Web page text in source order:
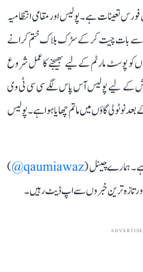
تعینات ہے۔ پولیس اور مقامی انتظامیہ
سے بات چیت کر کے سڑک بلاک ختم کرانے
پوسٹ مارٹم کے لیے بھیجنے کا عمل شروع
کے لیے پولیس آس پاس لگے سی سی ٹی وی
نوٹولی گاؤں میں ماتم چھایا ہوا ہے۔ پولیس
ہے۔ ہمارے چینل (qaumiawaz@
)
تازہ ترین خبروں سے اپ ڈیٹ رہیں۔